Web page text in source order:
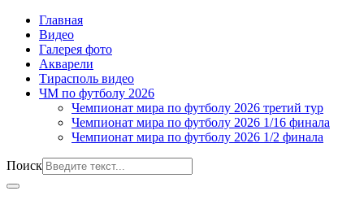
Главная
Видео
Галерея фото
Акварели
Тирасполь видео
ЧМ по футболу 2026
Чемпионат мира по футболу 2026 третий тур
Чемпионат мира по футболу 2026 1/16 финала
Чемпионат мира по футболу 2026 1/2 финала
Поиск